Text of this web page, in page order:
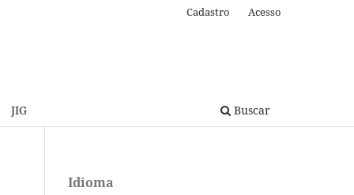
JIG Buscar
Cadastro Acesso
Idioma